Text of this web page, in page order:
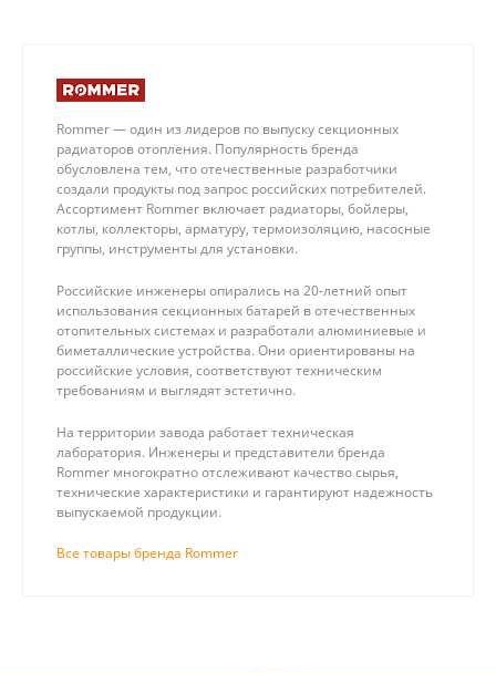
Rommer — один из лидеров по выпуску секционных
радиаторов отопления. Популярность бренда
обусловлена тем, что отечественные разработчики
создали продукты под запрос российских потребителей.
Ассортимент Rommer включает радиаторы, бойлеры,
котлы, коллекторы, арматуру, термоизоляцию, насосные
группы, инструменты для установки.
Российские инженеры опирались на 20-летний опыт
использования секционных батарей в отечественных
отопительных системах и разработали алюминиевые и
биметаллические устройства. Они ориентированы на
российские условия, соответствуют техническим
требованиям и выглядят эстетично.
На территории завода работает техническая
лаборатория. Инженеры и представители бренда
Rommer многократно отслеживают качество сырья,
технические характеристики и гарантируют надежность
выпускаемой продукции.
Все товары бренда Rommer